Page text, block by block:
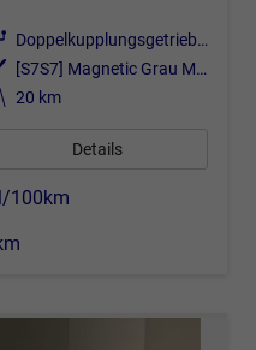
Getriebe
Doppelkupplungsgetriebe (DSG)
[S7S7] Magnetic Grau Metallic
Kilometerstand 20 km
Details
100km